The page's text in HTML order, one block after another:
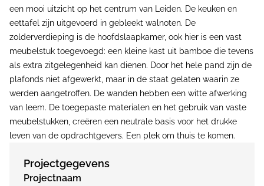
een mooi uitzicht op het centrum van Leiden. De keuken en
eettafel zijn uitgevoerd in gebleekt walnoten. De
zolderverdieping is de hoofdslaapkamer, ook hier is een vast
meubelstuk toegevoegd: een kleine kast uit bamboe die tevens
als extra zitgelegenheid kan dienen. Door het hele pand zijn de
plafonds niet afgewerkt, maar in de staat gelaten waarin ze
werden aangetroffen. De wanden hebben een witte afwerking
van leem. De toegepaste materialen en het gebruik van vaste
meubelstukken, creëren een neutrale basis voor het drukke
leven van de opdrachtgevers. Een plek om thuis te komen.
Projectgegevens
Projectnaam